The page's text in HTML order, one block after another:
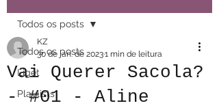
Todos os posts
Liget
Playlists
Todos os posts
Vai Querer Sacola?
- #01 - Aline
KZ
30 de jan. de 20231 min de leitura